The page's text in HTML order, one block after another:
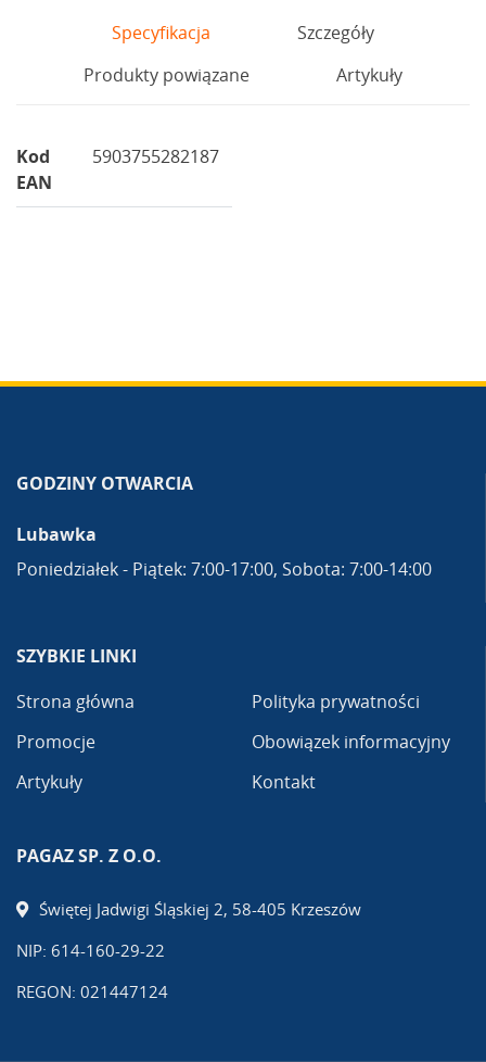
Specyfikacja
Szczegóły
Produkty powiązane
Artykuły
Kod
EAN
5903755282187
GODZINY OTWARCIA
Lubawka
Poniedziałek - Piątek: 7:00-17:00, Sobota: 7:00-14:00
SZYBKIE LINKI
Strona główna
Promocje
Artykuły
Polityka prywatności
Obowiązek informacyjny
Kontakt
PAGAZ SP. Z O.O.
Świętej Jadwigi Śląskiej 2, 58-405 Krzeszów
NIP: 614-160-29-22
REGON: 021447124